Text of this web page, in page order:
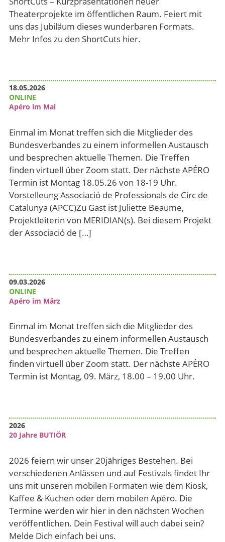
Theaterprojekte im öffentlichen Raum. Feiert mit
uns das Jubiläum dieses wunderbaren Formats.
Mehr Infos zu den ShortCuts hier.
18.05.2026
ONLINE
Apéro im Mai
Einmal im Monat treffen sich die Mitglieder des
Bundesverbandes zu einem informellen Austausch
und besprechen aktuelle Themen. Die Treffen
finden virtuell über Zoom statt. Der nächste APÉRO
Termin ist Montag 18.05.26 von 18-19 Uhr.
Vorstelleung Associació de Professionals de Circ de
Catalunya (APCC)Zu Gast ist Juliette Beaume,
Projektleiterin von MERIDIAN(s). Bei diesem Projekt
der Associació de […]
09.03.2026
ONLINE
Apéro im März
Einmal im Monat treffen sich die Mitglieder des
Bundesverbandes zu einem informellen Austausch
und besprechen aktuelle Themen. Die Treffen
finden virtuell über Zoom statt. Der nächste APÉRO
Termin ist Montag, 09. März, 18.00 – 19.00 Uhr.
2026
20 Jahre BUTIÖR
2026 feiern wir unser 20jähriges Bestehen. Bei
verschiedenen Anlässen und auf Festivals findet Ihr
uns mit unseren mobilen Formaten wie dem Kiosk,
Kaffee & Kuchen oder dem mobilen Apéro. Die
Termine werden wir hier in den nächsten Wochen
veröffentlichen. Dein Festival will auch dabei sein?
Melde Dich einfach bei uns.